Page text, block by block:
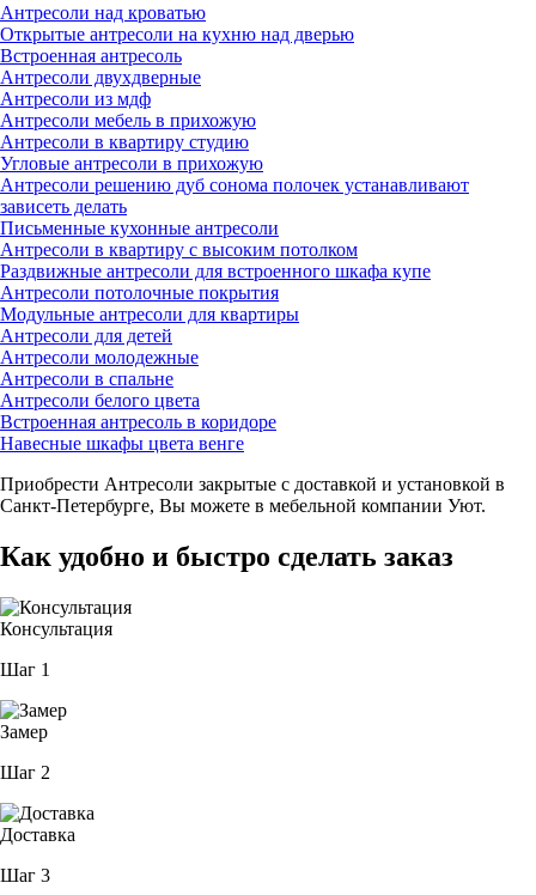
Антресоли над кроватью
Открытые антресоли на кухню над дверью
Встроенная антресоль
Антресоли двухдверные
Антресоли из мдф
Антресоли мебель в прихожую
Антресоли в квартиру студию
Угловые антресоли в прихожую
Антресоли решению дуб сонома полочек устанавливают
зависеть делать
Письменные кухонные антресоли
Антресоли в квартиру с высоким потолком
Раздвижные антресоли для встроенного шкафа купе
Антресоли потолочные покрытия
Модульные антресоли для квартиры
Антресоли для детей
Антресоли молодежные
Антресоли в спальне
Антресоли белого цвета
Встроенная антресоль в коридоре
Навесные шкафы цвета венге
Приобрести Антресоли закрытые с доставкой и установкой в
Санкт-Петербурге, Вы можете в мебельной компании Уют.
Как удобно и быстро сделать заказ
Консультация
Шаг 1
Замер
Шаг 2
Доставка
Шаг 3